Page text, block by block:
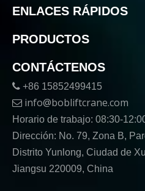
ENLACES RÁPIDOS
PRODUCTOS
CONTÁCTENOS
 +86 15852499415
 info@bobliftcrane.com
Horario de trabajo: 08:30-
Dirección: No. 79, Zona B,
Distrito Yunlong, Ciudad de
Jiangsu 220009, China